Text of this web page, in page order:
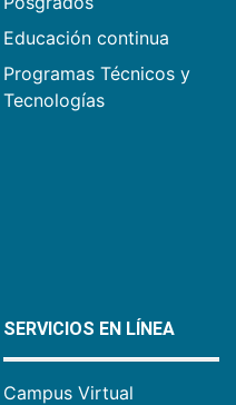
Educación continua
Programas Técnicos y
Tecnologías
SERVICIOS EN LÍNEA
Campus Virtual